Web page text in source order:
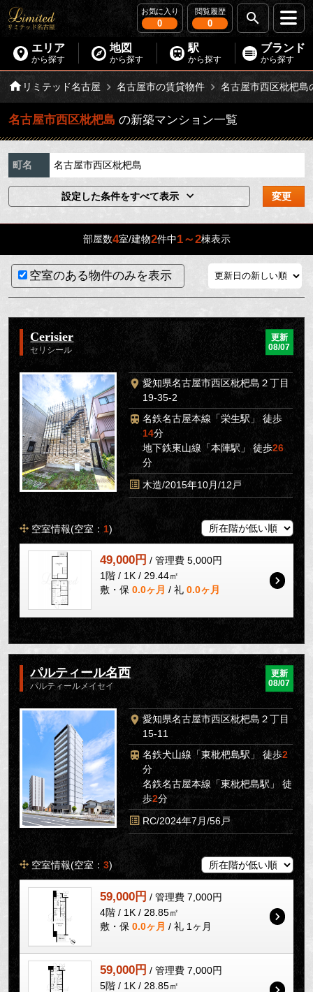
お気に入り
0
閲覧履歴
0
エリア
から探す
地図
から探す
駅
から探す
ブランド
から探す
リミテッド名古屋 名古屋市の賃貸物件 名古屋市西区枇杷島
名古屋市西区枇杷島 の新築マンション一覧
町名 名古屋市西区枇杷島
設定した条件をすべて表示 変更
部屋数4室/建物2件中1～2棟表示
空室のある物件のみを表示
Cerisier
セリシール
更新
08/07
愛知県名古屋市西区枇杷島２丁目
19-35-2
名鉄名古屋本線「栄生駅」 徒歩
14分
地下鉄東山線「本陣駅」 徒歩26
分
木造/2015年10月/12戸
空室情報(空室： 1)
49,000円 / 管理費 5,000円
1階 / 1K / 29.44㎡
敷・保 0.0ヶ月 / 礼 0.0ヶ月
パルティール名西
パルティールメイセイ
更新
08/07
愛知県名古屋市西区枇杷島２丁目
15-11
名鉄犬山線「東枇杷島駅」 徒歩2
分
名鉄名古屋本線「東枇杷島駅」 徒
歩2分
RC/2024年7月/56戸
空室情報(空室：3)
59,000円 / 管理費 7,000円
4階 / 1K / 28.85㎡
敷・保 0.0ヶ月 / 礼 1ヶ月
59,000円 / 管理費 7,000円
5階 / 1K / 28.85㎡